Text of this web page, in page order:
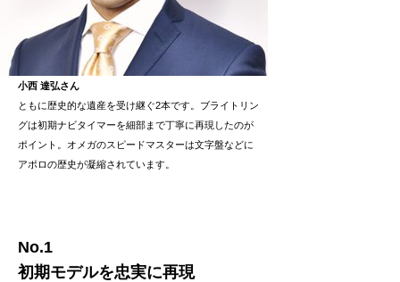
小西 達弘さん
ともに歴史的な遺産を受け継ぐ2本です。ブライトリン
グは初期ナビタイマーを細部まで丁寧に再現したのが
ポイント。オメガのスピードマスターは文字盤などに
アポロの歴史が凝縮されています。
No.1
初期モデルを忠実に再現